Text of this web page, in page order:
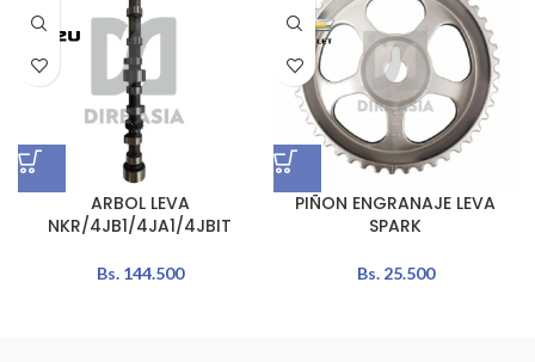
ARBOL LEVA
NKR/4JB1/4JA1/4JBIT
Bs.144.500
PIÑON ENGRANAJE LEVA
SPARK
Bs.25.500